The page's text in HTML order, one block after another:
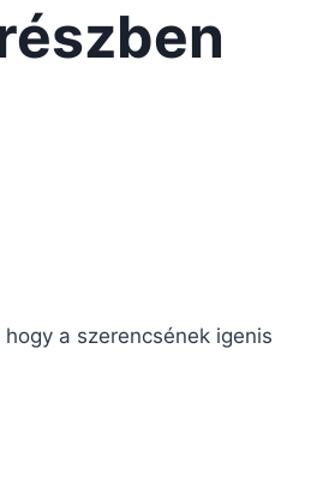
a szerencsének igenis